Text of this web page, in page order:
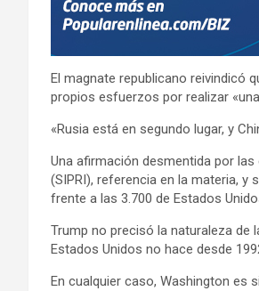
El magnate republicano reivindicó
propios esfuerzos por realizar
«Rusia está en segundo lugar, y
Una afirmación desmentida por
(SIPRI), referencia en la materia, y
frente a las 3.700 de Estados
Trump no precisó la naturaleza de
Estados Unidos no hace desde
En cualquier caso, Washington es